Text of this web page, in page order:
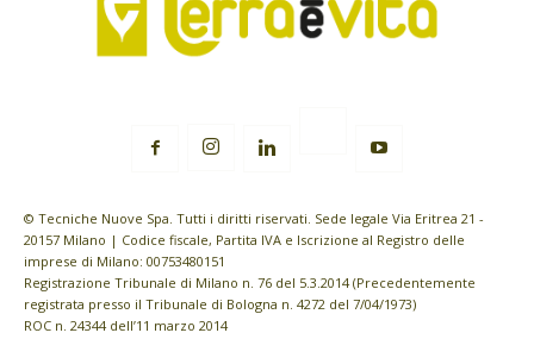
© Tecniche Nuove Spa. Tutti i diritti riservati. Sede legale Via Eritrea 21 -
20157 Milano | Codice fiscale, Partita IVA e Iscrizione al Registro delle
imprese di Milano: 00753480151
Registrazione Tribunale di Milano n. 76 del 5.3.2014 (Precedentemente
registrata presso il Tribunale di Bologna n. 4272 del 7/04/1973)
ROC n. 24344 dell’11 marzo 2014